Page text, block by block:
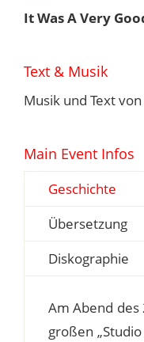
It Was A Very
Text & Musik
Musik und Text
Main Event Infos
Geschichte
Übersetzung
Diskographie
Am Abend
großen